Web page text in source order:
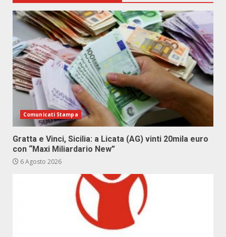
Comunicati Stampa
Gratta e Vinci, Sicilia: a Licata (AG) vinti 20mila euro
con “Maxi Miliardario New”
6 Agosto 2026